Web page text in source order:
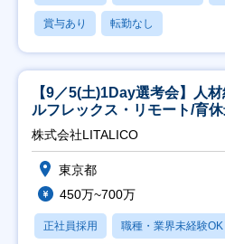
賞与あり 転勤なし
【9／5(土)1Day選考会】人
ルフレックス・リモート/育
株式会社LITALICO
東京都
450万~700万
正社員採用 職種・業界未経験OK